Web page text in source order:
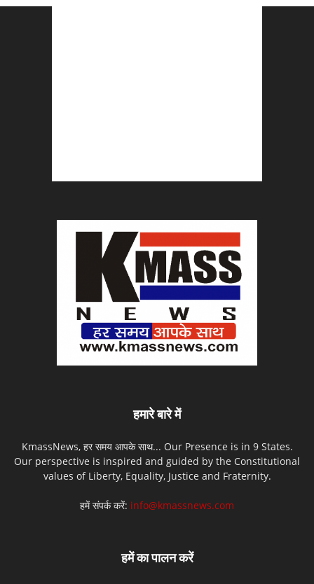
हमारे बारे में
KmassNews, हर समय आपके साथ... Our Presence is in 9 States.
Our perspective is inspired and guided by the Constitutional
values of Liberty, Equality, Justice and Fraternity.
हमें संपर्क करें: info@kmassnews.com
हमें का पालन करें